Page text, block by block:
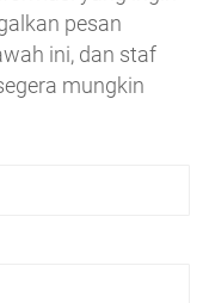
pesan
ini, dan staf
mungkin